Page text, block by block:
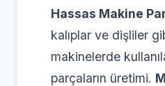
Hassas Makine
kalıplar ve dişliler
makinelerde
parçaların üretimi.